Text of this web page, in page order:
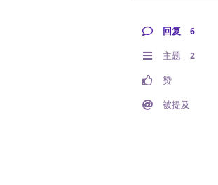
回复 6
主题 2
赞
被提及